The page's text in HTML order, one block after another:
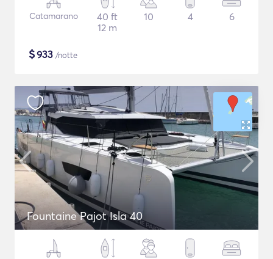
Catamarano
40 ft
12 m
10 4 6
$933 /notte
Fountaine Pajot Isla 40